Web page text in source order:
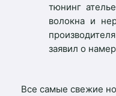
тюнинг
волокна и
заявил о
Все самые свежие